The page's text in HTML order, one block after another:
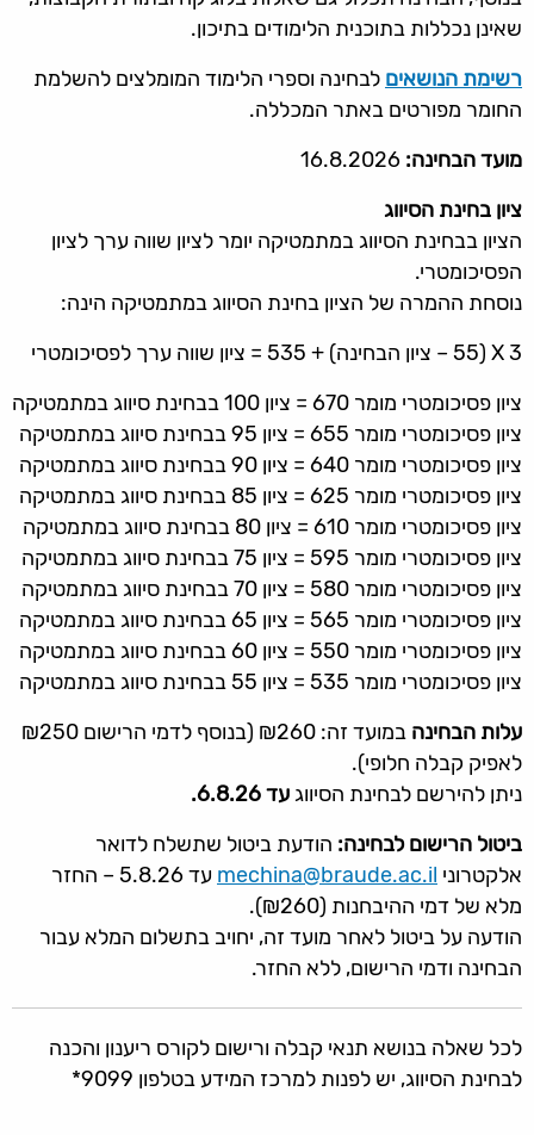
שאינן נכללות בתוכנית הלימודים בתיכון.
רשימת הנושאים לבחינה וספרי הלימוד המומלצים להשלמת
החומר מפורטים באתר המכללה.
מועד הבחינה:
ציון בחינת הסיווג
הציון בבחינת הסיווג במתמטיקה יומר לציון שווה ערך לציון
הפסיכומטרי.
נוסחת ההמרה של הציון בחינת הסיווג במתמטיקה הינה:
X 3 (55 – ציון הבחינה) + 535 = ציון שווה ערך לפסיכומטרי
ציון פסיכומטרי מומר 670 = ציון 100 בבחינת סיווג במתמטיקה
ציון פסיכומטרי מומר 655 = ציון 95 בבחינת סיווג במתמטיקה
ציון פסיכומטרי מומר 640 = ציון 90 בבחינת סיווג במתמטיקה
ציון פסיכומטרי מומר 625 = ציון 85 בבחינת סיווג במתמטיקה
ציון פסיכומטרי מומר 610 = ציון 80 בבחינת סיווג במתמטיקה
ציון פסיכומטרי מומר 595 = ציון 75 בבחינת סיווג במתמטיקה
ציון פסיכומטרי מומר 580 = ציון 70 בבחינת סיווג במתמטיקה
ציון פסיכומטרי מומר 565 = ציון 65 בבחינת סיווג במתמטיקה
ציון פסיכומטרי מומר 550 = ציון 60 בבחינת סיווג במתמטיקה
ציון פסיכומטרי מומר 535 = ציון 55 בבחינת סיווג במתמטיקה
עלות הבחינה
במועד זה: ₪260 (בנוסף לדמי הרישום ₪250
לאפיק קבלה חלופי).
ניתן להירשם לבחינת הסיווגעד 6.8.26.
ביטול הרישום לבחינה: הודעת ביטול שתשלח לדואר
אלקטרוני mechina@braude.ac.il
עד 5.8.26 – החזר
מלא של דמי ההיבחנות (₪260).
הודעה על ביטול לאחר מועד זה, יחויב בתשלום המלא עבור
הבחינה ודמי הרישום, ללא החזר.
לכל שאלה בנושא תנאי קבלה ורישום לקורס ריענון והכנה
לבחינת הסיווג, יש לפנות למרכז המידע בטלפון 9099*